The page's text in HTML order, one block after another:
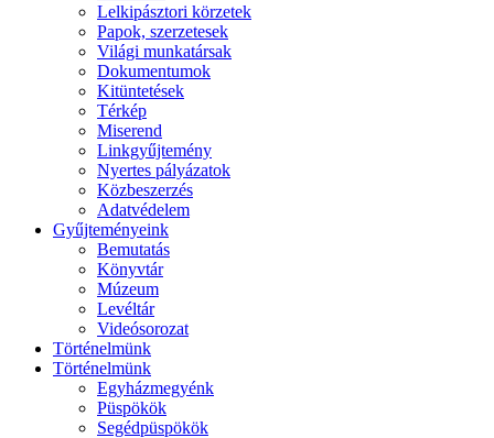
Lelkipásztori körzetek
Papok, szerzetesek
Világi munkatársak
Dokumentumok
Kitüntetések
Térkép
Miserend
Linkgyűjtemény
Nyertes pályázatok
Közbeszerzés
Adatvédelem
Gyűjteményeink
Bemutatás
Könyvtár
Múzeum
Levéltár
Videósorozat
Történelmünk
Történelmünk
Egyházmegyénk
Püspökök
Segédpüspökök